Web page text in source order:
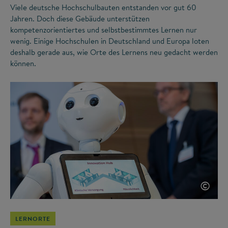
Viele deutsche Hochschulbauten entstanden vor gut 60
Jahren. Doch diese Gebäude unterstützen
kompetenzorientiertes und selbstbestimmtes Lernen nur
wenig. Einige Hochschulen in Deutschland und Europa loten
deshalb gerade aus, wie Orte des Lernens neu gedacht werden
können.
©
LERNORTE